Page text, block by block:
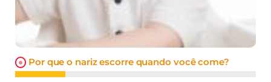
Por que o nariz escorre quando você come?